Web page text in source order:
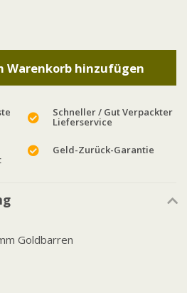
Warenkorb hinzufügen
Schneller / Gut Verpackter
Lieferservice
Geld-Zurück-Garantie
Goldbarren